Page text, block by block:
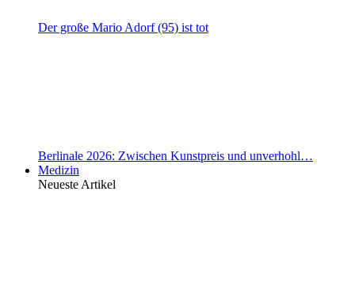
Der große Mario Adorf (95) ist tot
Berlinale 2026: Zwischen Kunstpreis und unverhohl…
Medizin
Neueste Artikel